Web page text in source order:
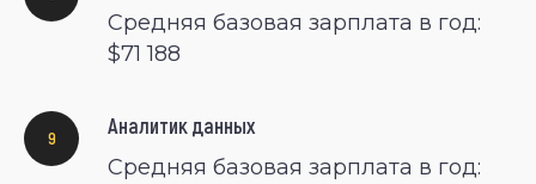
Средняя базовая зарплата в год:
$71 188
Аналитик данных
Средняя базовая зарплата в год: